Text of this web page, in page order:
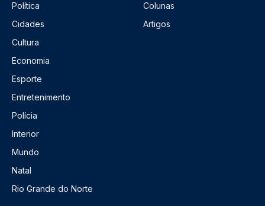
Política
Cidades
Cultura
Economia
Esporte
Entretenimento
Polícia
Interior
Mundo
Natal
Rio Grande do Norte
Colunas
Artigos